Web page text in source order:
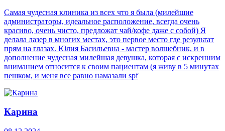
Самая чудесная клиника из всех что я была (милейшие
администраторы, идеальное расположение, всегда очень
красиво, очень чисто, предложат чай/кофе даже с собой) Я
делала лазер в многих местах, это первое место где результат
прям на глазах. Юлия Басильевна - мастер волшебник, и в
дополнение чудесная милейшая девушка, которая с искренним
вниманием относится к своим пациентам (я живу в 5 минутах
пешком, и меня все равно намазали spf
Карина